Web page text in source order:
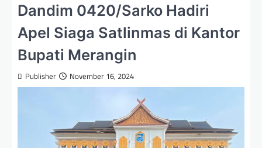
Dandim 0420/Sarko Hadiri
Apel Siaga Satlinmas di Kantor
Bupati Merangin
Publisher November 16, 2024